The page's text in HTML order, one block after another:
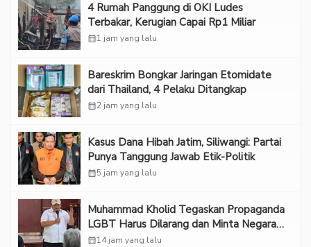
‎4 Rumah Panggung di OKI Ludes
Terbakar, Kerugian Capai Rp1 Miliar
calendar_month1 jam yang lalu
Bareskrim Bongkar Jaringan Etomidate
dari Thailand, 4 Pelaku Ditangkap
calendar_month2 jam yang lalu
Kasus Dana Hibah Jatim, Siliwangi: Partai
Punya Tanggung Jawab Etik-Politik
calendar_month5 jam yang lalu
Muhammad Kholid Tegaskan Propaganda
LGBT Harus Dilarang dan Minta Negara
Melindungi Korban
calendar_month14 jam yang lalu